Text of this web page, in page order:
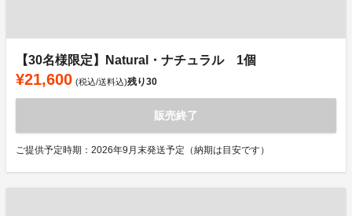
【30名様限定】Natural・ナチュラル 1個
¥21,600 (税込/送料込)残り30
販売終了
ご提供予定時期：2026年9月末発送予定（納期は目安です）